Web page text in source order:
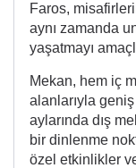
Faros,
aynı zamanda
yaşatmayı
Mekan, hem iç
alanlarıyla
aylarında dış
bir dinlenme
özel etkinlikler